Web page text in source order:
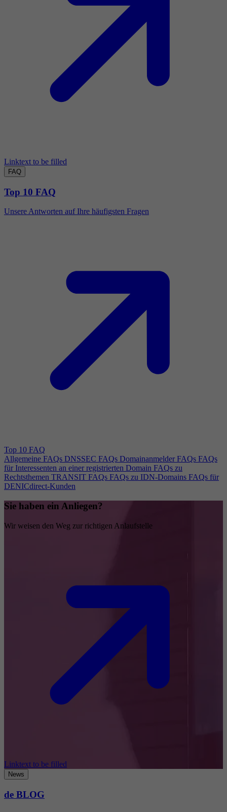
Linktext to be filled
FAQ
Top 10 FAQ
Unsere Antworten auf Ihre häufigsten Fragen
Top 10 FAQ
Allgemeine FAQs DNSSEC FAQs Domainanmelder FAQs FAQs
für Interessenten an einer registrierten Domain FAQs zu
Rechtsthemen TRANSIT FAQs FAQs zu IDN-Domains FAQs für
DENICdirect-Kunden
Sie haben ein Anliegen?
Wir weisen den Weg zur richtigen Anlaufstelle
Linktext to be filled
News
de BLOG